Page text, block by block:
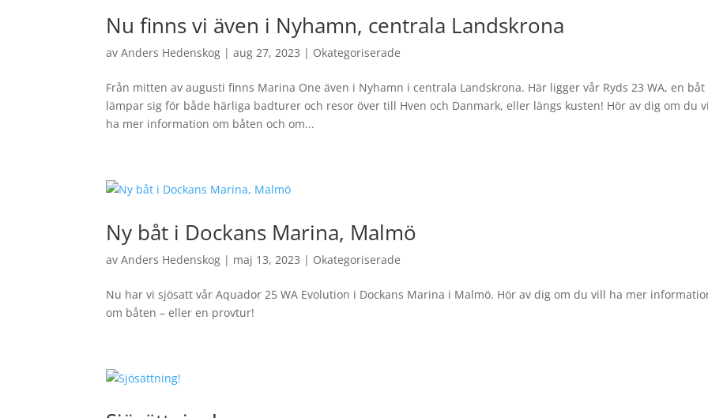
Nu finns vi även i Nyhamn, centrala Landskrona
avAnders Hedenskog |aug 27, 2023 | Okategoriserade
Från mitten av augusti finns Marina One även i Nyhamn i centrala Landskrona. Här ligger vår Ryds 23 WA, en båt
lämpar sig för både härliga badturer och resor över till Hven och Danmark, eller längs kusten! Hör av dig om du
ha mer information om båten och om...
Ny båt i Dockans Marina, Malmö
avAnders Hedenskog | maj 13, 2023 | Okategoriserade
Nu har vi sjösatt vår Aquador 25 WA Evolution i Dockans Marina i Malmö. Hör av dig om du vill ha mer
om båten – eller en provtur!